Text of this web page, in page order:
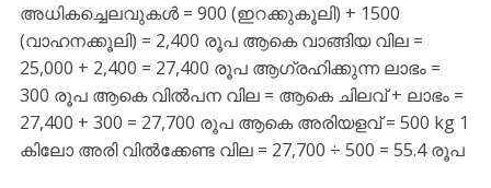
അധികച്ചെലവുകൾ = 900 (ഇറക്കുകൂലി) + 1500
(വാഹനക്കൂലി) = 2,400 രൂപ ആകെ വാങ്ങിയ വില =
25,000 + 2,400 = 27,400 രൂപ ആഗ്രഹിക്കുന്ന ലാഭം =
300 രൂപ ആകെ വിൽപന വില = ആകെ ചിലവ് + ലാഭം =
27,400 + 300 = 27,700 രൂപ ആകെ അരിയളവ് = 500 kg 1
കിലോ അരി വിൽക്കേണ്ട വില = 27,700 ÷ 500 = 55.4 രൂപ